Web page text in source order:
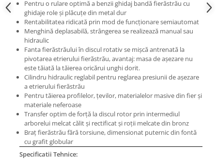
Masini electrice de filetat
Exhaustor pentru aschii metal
Masini de gaurit cu talpa
magnetica
Instalatii de spalare a pieselor
Lame de ferastrau cu varf din
carbura
Lame de ferăstrău cu acoperire
Panze de taiere cu banda verticala
Panze de taiere metal pentru
ferastraie
Roti de lustruit
Standuri pentru ferăstraie cu
bandă
Standuri pentru mașini de găurit și
frezat
Pentru o rulare optimă a benzii ghidaj bandă fierăstrău cu
ghidaje role şi plăcuţe din metal dur
Rentabilitatea ridicată prin mod de funcţionare semiautomat
Menghină deplasabilă, strângerea se realizează manual sau
hidraulic
Fanta fierăstrăului în discul rotativ se mişcă antrenată la
pivotarea etrierului fierăstrău, avantaj: masa de aşezare nu
este tăiată la tăierea oricărui unghi dorit.
Cilindru hidraulic reglabil pentru reglarea presiunii de aşezare
a etrierului fierăstrău
Pentru tăierea profilelor, ţevilor, materialelor masive din fier şi
materiale neferoase
Transfer optim de forţă la discul rotor prin intermediul
arborelui melcat călit şi rectificat şi roţii melcate din bronz
Braţ fierăstrău fără torsiune, dimensionat puternic din fontă
cu grafit globular
Specificatii Tehnice: